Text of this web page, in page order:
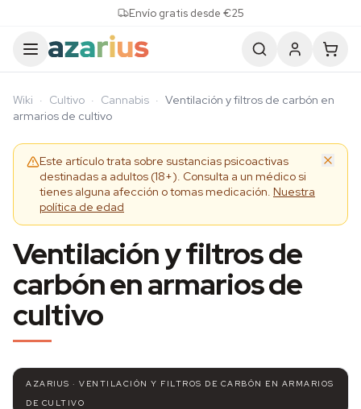
Envío gratis desde €25
Wiki · Cultivo · Cannabis · Ventilación y filtros de carbón en
armarios de cultivo
Este artículo trata sobre sustancias psicoactivas
destinadas a adultos (18+). Consulta a un médico si
tienes alguna afección o tomas medicación. Nuestra
política de edad
Ventilación y filtros de
carbón en armarios de
cultivo
AZARIUS · VENTILACIÓN Y FILTROS DE CARBÓN EN ARMARIOS
DE CULTIVO